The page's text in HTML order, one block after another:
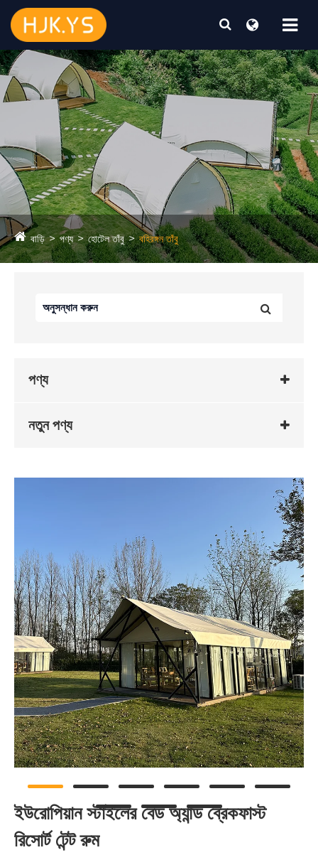
বাড়ি পণ্য হোটেল তাঁবু বহিরঙ্গন তাঁবু
পণ্য
নতুন পণ্য
ইউরোপিয়ান স্টাইলের বেড অ্যান্ড ব্রেকফাস্ট
রিসোর্ট টেন্ট রুম